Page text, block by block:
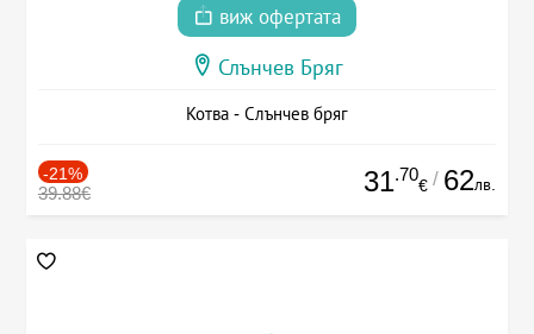
виж офертата
Слънчев Бряг
Котва - Слънчев бряг
-21%
39.88€ 31.70
€ / 62лв.